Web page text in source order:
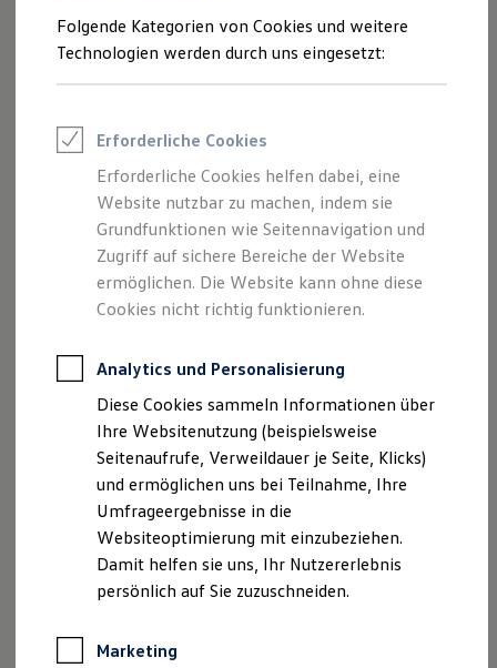
Saisonangebote
Reifenpakete
Leasing
Leasing-Angebote
Elektroauto Leasing
Kleinwagen-Leasing
Leasing ohne Anzahlung
Finanzierung
Autokredit mit Schlussrate
Versicherungen und Garantien
Kfz-Versicherung
Restschuldversicherungen
Garantien
Professional Class bei Volkswagen
Behörden
Direktkunden
Sonderfahrzeuge
Anpfiff zum Gewinn
Elektromobilität
Elektroautos
ID. Tutorials
Elektrofahrzeugkonzepte
ID. EVERY1
Reichweite
Rekuperation
Nutzungsbedingungen
Datenschutzerklärungen
Cookie-Richtlinie
Lizenzhinweise Dritter
Angaben zum Digital Services Act (DSA)
EU Data Act
Produktsicherheitsinformationen
Vertrag Widerrufen
Disclaimer von Volkswagen AG
Die in dieser Darstellung gezeigten Fahrzeuge und
Ausstattungen können in einzelnen Details vom aktuellen
Folgende Kategorien von Cookies und weitere
Technologien werden durch uns eingesetzt:
Erforderliche Cookies
Erforderliche Cookies helfen dabei, eine
Website nutzbar zu machen, indem sie
Grundfunktionen wie Seitennavigation und
Zugriff auf sichere Bereiche der Website
ermöglichen. Die Website kann ohne diese
Cookies nicht richtig funktionieren.
Analytics und Personalisierung
Diese Cookies sammeln Informationen über
Ihre Websitenutzung (beispielsweise
Seitenaufrufe, Verweildauer je Seite, Klicks)
und ermöglichen uns bei Teilnahme, Ihre
Umfrageergebnisse in die
Websiteoptimierung mit einzubeziehen.
Damit helfen sie uns, Ihr Nutzererlebnis
persönlich auf Sie zuzuschneiden.
Marketing